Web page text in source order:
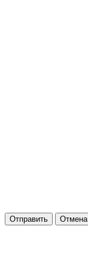
Отправить Отмена